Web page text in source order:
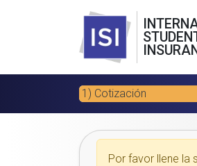
1) Cotización
Por favor llene la